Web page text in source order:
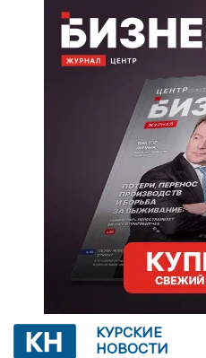
КУРСКИЕ
НОВОСТИ